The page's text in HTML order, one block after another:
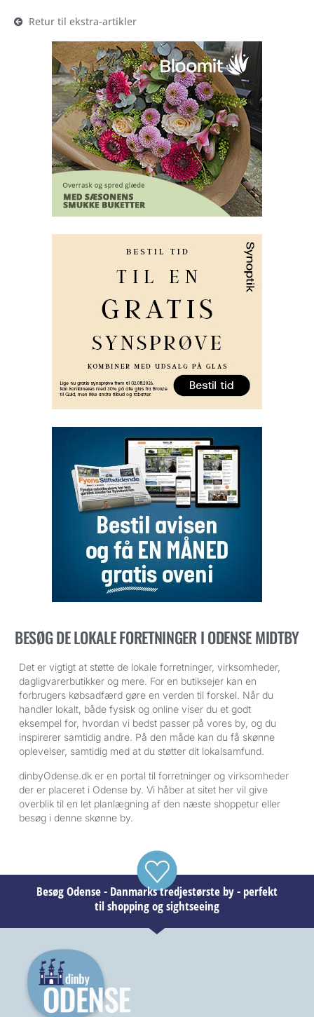
Retur til ekstra-artikler
BESØG DE LOKALE FORETNINGER I ODENSE MIDTBY
Det er vigtigt at støtte de lokale forretninger, virksomheder,
dagligvarerbutikker og mere. For en butiksejer kan en
forbrugers købsadfærd gøre en verden til forskel. Når du
handler lokalt, både fysisk og online viser du et godt
eksempel for, hvordan vi bedst passer på vores by, og du
inspirerer samtidig andre. På den måde kan du få skønne
oplevelser, samtidig med at du støtter dit lokalsamfund.
dinbyOdense.dk er en portal til forretninger ogvirksomheder
der er placeret i Odense by. Vi håber at sitet her vil give
overblik til en let planlægning af den næste shoppetur eller
besøg i denne skønne by.
Besøg Odense - Danmarks tredjestørste by - perfekt
til shopping og sightseeing